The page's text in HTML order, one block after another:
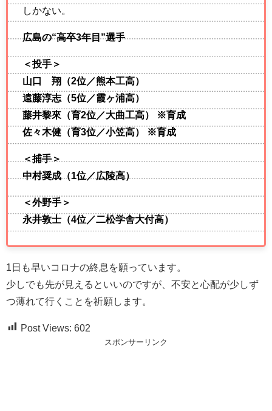
しかない。
広島の“高卒3年目”選手
＜投手＞
山口 翔（2位／熊本工高）
遠藤淳志（5位／霞ヶ浦高）
藤井黎來（育2位／大曲工高） ※育成
佐々木健（育3位／小笠高） ※育成
＜捕手＞
中村奨成（1位／広陵高）
＜外野手＞
永井敦士（4位／二松学舎大付高）
1日も早いコロナの終息を願っています。
少しでも先が見えるといいのですが、不安と心配が少しず
つ薄れて行くことを祈願します。
Post Views: 602
スポンサーリンク